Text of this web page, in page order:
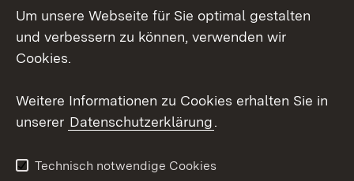
Social Wall
Youtube
Kontakt
Datenschutz
Barrierefreiheit
Um unsere Webseite für Sie optimal gestalten
und verbessern zu können, verwenden wir
Cookies.
Weitere Informationen zu Cookies erhalten Sie in
unserer Datenschutzerklärung.
Technisch notwendige Cookies